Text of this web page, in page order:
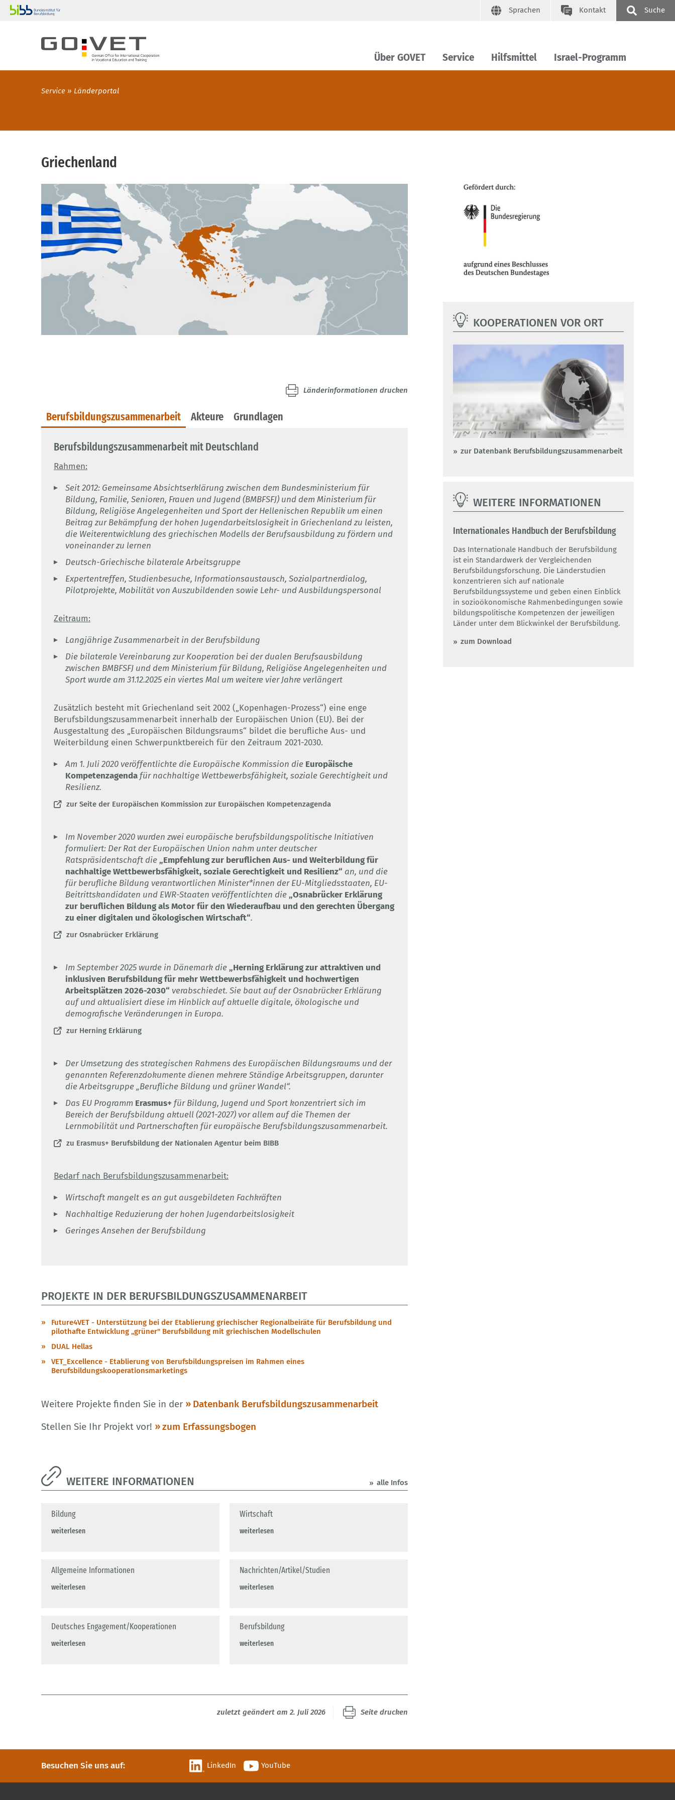
Sprachen Kontakt Suche
Über GOVET Service Hilfsmittel Israel-Programm
Service Länderportal
Griechenland
Länderinformationen drucken
Berufsbildungszusammenarbeit Akteure Grundlagen
Berufsbildungszusammenarbeit mit Deutschland
Rahmen:
Seit 2012: Gemeinsame Absichtserklärung zwischen dem Bundesministerium für
Bildung, Familie, Senioren, Frauen und Jugend (BMBFSFJ) und dem Ministerium für
Bildung, Religiöse Angelegenheiten und Sport der Hellenischen Republik um einen
Beitrag zur Bekämpfung der hohen Jugendarbeitslosigkeit in Griechenland zu leisten,
die Weiterentwicklung des griechischen Modells der Berufsausbildung zu fördern und
voneinander zu lernen
Deutsch-Griechische bilaterale Arbeitsgruppe
Expertentreffen, Studienbesuche, Informationsaustausch, Sozialpartnerdialog,
Pilotprojekte, Mobilität von Auszubildenden sowie Lehr- und Ausbildungspersonal
Zeitraum:
Langjährige Zusammenarbeit in der Berufsbildung
Die bilaterale Vereinbarung zur Kooperation bei der dualen Berufsausbildung
zwischen BMBFSFJ und dem Ministerium für Bildung, Religiöse Angelegenheiten und
Sport wurde am 31.12.2025 ein viertes Mal um weitere vier Jahre verlängert
Zusätzlich besteht mit Griechenland seit 2002 („Kopenhagen-Prozess“) eine enge
Berufsbildungszusammenarbeit innerhalb der Europäischen Union (EU). Bei der
Ausgestaltung des „Europäischen Bildungsraums“ bildet die berufliche Aus- und
Weiterbildung einen Schwerpunktbereich für den Zeitraum 2021-2030.
Am 1. Juli 2020 veröffentlichte die Europäische Kommission die Europäische
Kompetenzagendafür nachhaltige Wettbewerbsfähigkeit, soziale Gerechtigkeit und
Resilienz.
zur Seite der Europäischen Kommission zur Europäischen Kompetenzagenda
Im November 2020 wurden zwei europäische berufsbildungspolitische Initiativen
formuliert: Der Rat der Europäischen Union nahm unter deutscher
Ratspräsidentschaft die„Empfehlung zur beruflichen Aus- und Weiterbildung für
nachhaltige Wettbewerbsfähigkeit, soziale Gerechtigkeit und Resilienz“ an, und die
für berufliche Bildung verantwortlichen Minister*innen der EU-Mitgliedsstaaten, EU-
Beitrittskandidaten und EWR-Staaten veröffentlichten die„Osnabrücker Erklärung
zur beruflichen Bildung als Motor für den Wiederaufbau und den gerechten Übergang
zu einer digitalen und ökologischen Wirtschaft“.
zur Osnabrücker Erklärung
Im September 2025 wurde in Dänemark die„Herning Erklärung zur attraktiven und
inklusiven Berufsbildung für mehr Wettbewerbsfähigkeit und hochwertigen
Arbeitsplätzen 2026-2030“ verabschiedet. Sie baut auf der Osnabrücker Erklärung
auf und aktualisiert diese im Hinblick auf aktuelle digitale, ökologische und
demografische Veränderungen in Europa.
zur Herning Erklärung
Der Umsetzung des strategischen Rahmens des Europäischen Bildungsraums und der
genannten Referenzdokumente dienen mehrere Ständige Arbeitsgruppen, darunter
die Arbeitsgruppe „Berufliche Bildung und grüner Wandel“.
Das EU Programm Erasmus+für Bildung, Jugend und Sport konzentriert sich im
Bereich der Berufsbildung aktuell (2021-2027) vor allem auf die Themen der
Lernmobilität und Partnerschaften für europäische Berufsbildungszusammenarbeit.
zu Erasmus+ Berufsbildung der Nationalen Agentur beim BIBB
Bedarf nach Berufsbildungszusammenarbeit:
Wirtschaft mangelt es an gut ausgebildeten Fachkräften
Nachhaltige Reduzierung der hohen Jugendarbeitslosigkeit
Geringes Ansehen der Berufsbildung
PROJEKTE IN DER BERUFSBILDUNGS­ZUSAMMENARBEIT
Future4VET - Unterstützung bei der Etablierung griechischer Regionalbeiräte für Berufsbildung und
pilothafte Entwicklung „grüner" Berufsbildung mit griechischen Modellschulen
DUAL Hellas
VET_Excellence - Etablierung von Berufsbildungspreisen im Rahmen eines
Berufsbildungskooperationsmarketings
Weitere Projekte finden Sie in der
Datenbank Berufsbildungszusammenarbeit
Stellen Sie Ihr Projekt vor!
zum Erfassungsbogen
WEITERE INFORMATIONEN alle Infos
Bildung
weiterlesen
Wirtschaft
weiterlesen
Allgemeine Informationen
weiterlesen
Nachrichten/Artikel/Studien
weiterlesen
Deutsches Engagement/Kooperationen
weiterlesen
Berufsbildung
weiterlesen
KOOPERATIONEN VOR ORT
zur Datenbank Berufsbildungszusammenarbeit
WEITERE INFORMATIONEN
Internationales Handbuch der Berufsbildung
Das Internationale Handbuch der Berufsbildung
ist ein Standardwerk der Vergleichenden
Berufsbildungsforschung. Die Länderstudien
konzentrieren sich auf nationale
Berufsbildungssysteme und geben einen Einblick
in sozioökonomische Rahmenbedingungen sowie
bildungspolitische Kompetenzen der jeweiligen
Länder unter dem Blickwinkel der Berufsbildung.
zum Download
zuletzt geändert am 2. Juli 2026 Seite drucken
Besuchen Sie uns auf: LinkedIn YouTube